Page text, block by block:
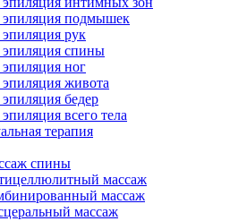
эпиляция подмышек
эпиляция рук
эпиляция спины
эпиляция ног
эпиляция живота
бедер
всего тела
терапия
спины
массаж
массаж
массаж